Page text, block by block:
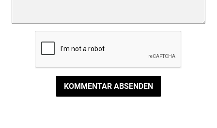
KOMMENTAR ABSENDEN